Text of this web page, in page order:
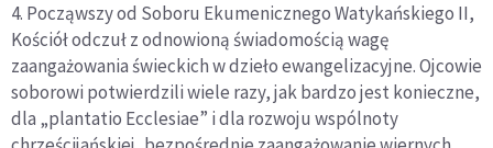
4. Począwszy od Soboru Ekumenicznego Watykańskiego II,
Kościół odczuł z odnowioną świadomością wagę
zaangażowania świeckich w dzieło ewangelizacyjne. Ojcowie
soborowi potwierdzili wiele razy, jak bardzo jest konieczne,
dla „plantatio Ecclesiae” i dla rozwoju wspólnoty